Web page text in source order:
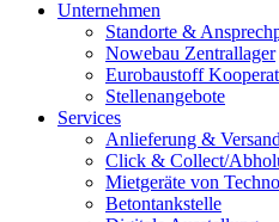
Unternehmen
Standorte &
Nowebau Zentrallager
Eurobaustoff
Stellenangebote
Services
Anlieferung &
Click & Collect/
Mietgeräte von
Betontankstelle